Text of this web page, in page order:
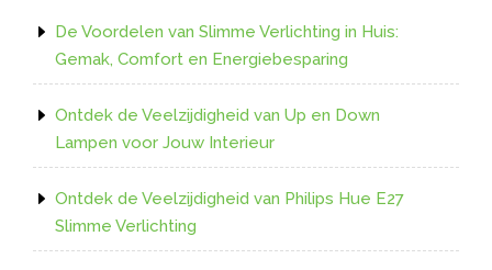
De Voordelen van Slimme Verlichting in Huis:
Gemak, Comfort en Energiebesparing
Ontdek de Veelzijdigheid van Up en Down
Lampen voor Jouw Interieur
Ontdek de Veelzijdigheid van Philips Hue E27
Slimme Verlichting